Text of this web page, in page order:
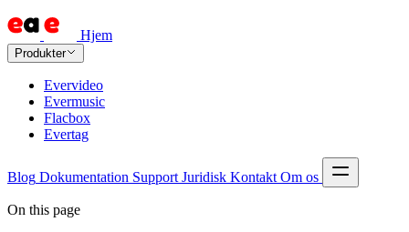
Hjem
Produkter
Evervideo
Evermusic
Flacbox
Evertag
Blog Dokumentation Support Juridisk Kontakt Om os
On this page